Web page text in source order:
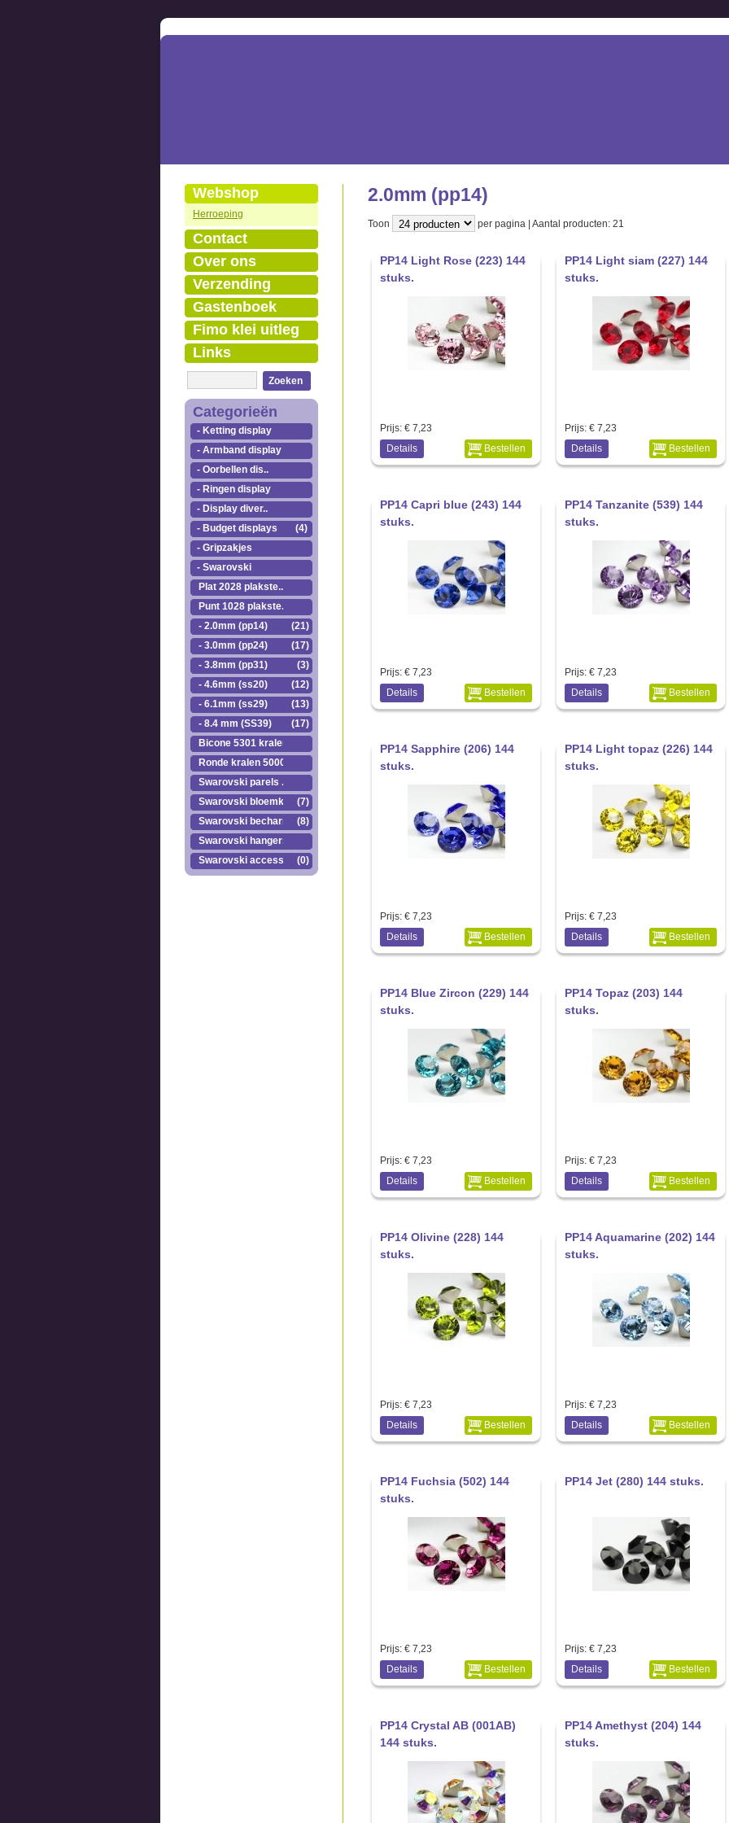
Webshop
Herroeping
Contact
Over ons
Verzending
Gastenboek
Fimo klei uitleg
Links
Zoeken
Categorieën
- Ketting display
- Armband display
- Oorbellen dis..
- Ringen display
- Display diver..
- Budget displays
(4)
- Gripzakjes
- Swarovski
Plat 2028 plakste..
Punt 1028 plakste..
- 2.0mm (pp14)
(21)
- 3.0mm (pp24)
(17)
- 3.8mm (pp31)
(3)
- 4.6mm (ss20)
(12)
- 6.1mm (ss29)
(13)
- 8.4 mm (SS39)
(17)
Bicone 5301 kralen.
Ronde kralen 5000
Swarovski parels ..
Swarovski bloemkr..
(7)
Swarovski becharmed(8)
Swarovski hangers
Swarovski accesso..
(0)
2.0mm (pp14)
Toon per pagina | Aantal producten: 21
PP14 Light Rose (223) 144
stuks.
Prijs: € 7,23
Details
Bestellen
PP14 Light siam (227) 144
stuks.
Prijs: € 7,23
Details
Bestellen
PP14 Capri blue (243) 144
stuks.
Prijs: € 7,23
Details
Bestellen
PP14 Tanzanite (539) 144
stuks.
Prijs: € 7,23
Details
Bestellen
PP14 Sapphire (206) 144
stuks.
Prijs: € 7,23
Details
Bestellen
PP14 Light topaz (226) 144
stuks.
Prijs: € 7,23
Details
Bestellen
PP14 Blue Zircon (229) 144
stuks.
Prijs: € 7,23
Details
Bestellen
PP14 Topaz (203) 144
stuks.
Prijs: € 7,23
Details
Bestellen
PP14 Olivine (228) 144
stuks.
Prijs: € 7,23
Details
Bestellen
PP14 Aquamarine (202) 144
stuks.
Prijs: € 7,23
Details
Bestellen
PP14 Fuchsia (502) 144
stuks.
Prijs: € 7,23
Details
Bestellen
PP14 Jet (280) 144 stuks.
Prijs: € 7,23
Details
Bestellen
PP14 Crystal AB (001AB)
144 stuks.
PP14 Amethyst (204) 144
stuks.